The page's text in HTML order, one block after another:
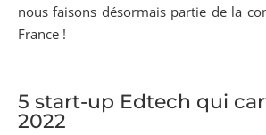
nous faisons désormais partie de la
France !
5 start-up Edtech qui
2022